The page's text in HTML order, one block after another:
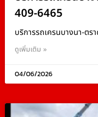
409-6465
บริการรถเครนบางนา-ตร
ดูเพิ่มเติม »
04/06/2026